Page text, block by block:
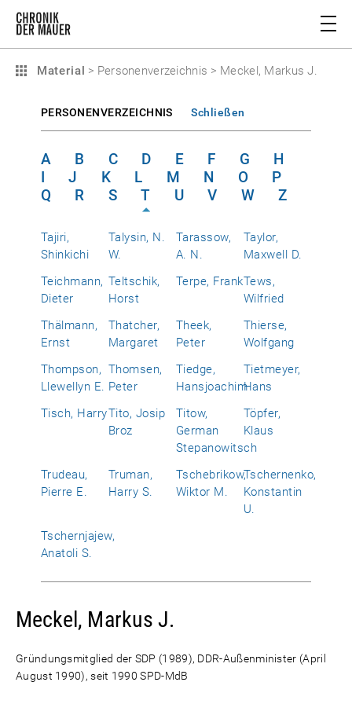
Material > Personenverzeichnis > Meckel, Markus J.
PERSONENVERZEICHNIS Schließen
A B C D E F G
H
I
J K L M N O
P
Q
R S T U V W Z
Tajiri,
Shinkichi
Talysin, N.
W.
Tarassow,
A. N.
Taylor,
Maxwell D.
Teichmann,
Dieter
Teltschik,
Horst
Terpe, FrankTews,
Wilfried
Thälmann,
Ernst
Thatcher,
Margaret
Theek,
Peter
Thierse,
Wolfgang
Thompson,
Llewellyn E.
Thomsen,
Peter
Tiedge,
Hansjoachim
Tietmeyer,
Hans
Tisch, HarryTito, Josip
Broz
Titow,
German
Stepanowitsch
Töpfer,
Klaus
Trudeau,
Pierre E.
Truman,
Harry S.
Tschebrikow,
Wiktor M.
Tschernenko,
Konstantin
U.
Tschernjajew,
Anatoli S.
Meckel, Markus J.
Gründungsmitglied der SDP (1989), DDR-Außenminister (April
August 1990), seit 1990 SPD-MdB